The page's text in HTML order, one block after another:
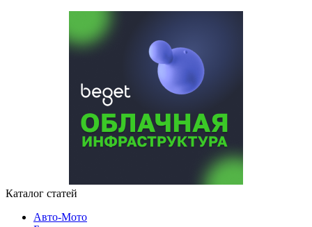
Каталог статей
Авто-Мото